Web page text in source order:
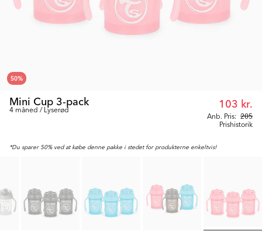
50%
Mini Cup 3-pack
4 måned / Lyserød
Anb. Pris: 205
103 kr.
Prishistorik
*Du sparer 50% ved at købe denne pakke i stedet for produkterne enkeltvis!